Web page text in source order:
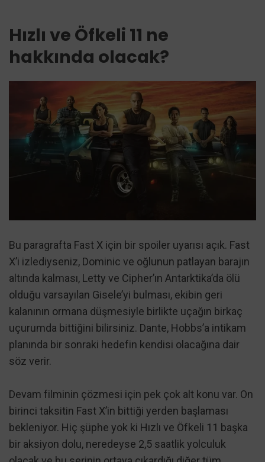
Hızlı ve Öfkeli 11 ne
hakkında olacak?
Bu paragrafta Fast X için bir spoiler uyarısı açık. Fast
X’i izlediyseniz, Dominic ve oğlunun patlayan barajın
altında kalması, Letty ve Cipher’ın Antarktika’da ölü
olduğu varsayılan Gisele’yi bulması, ekibin geri
kalanının ormana düşmesiyle birlikte uçağın birkaç
uçurumda bittiğini bilirsiniz. Dante, Hobbs’a intikam
planında bir sonraki hedefin kendisi olacağına dair
söz verir.
Devam filminin çözmesi için pek çok alt konu var. On
birinci taksitin Fast X’in bittiği yerden başlaması
bekleniyor. Hiç şüphe yok ki Hızlı ve Öfkeli 11 başka
bir aksiyon dolu, neredeyse 2,5 saatlik yolculuk